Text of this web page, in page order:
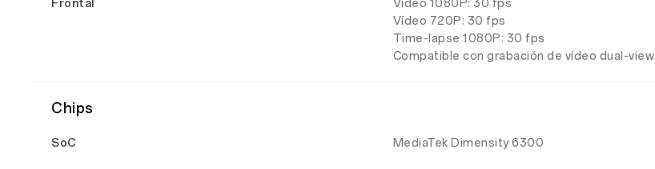
Frontal
Vídeo 1080P: 30 fps
Vídeo 720P: 30 fps
Time-lapse 1080P: 30 fps
Compatible con grabación de vídeo dual-view
Chips
SoC MediaTek Dimensity 6300